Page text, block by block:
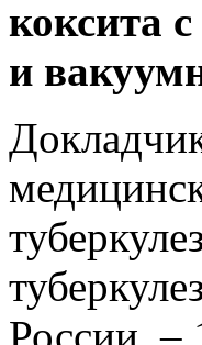
коксита
и
России. –